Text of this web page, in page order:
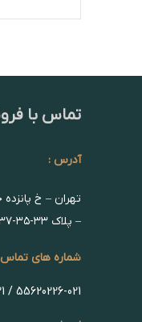
تماس با
آدرس :
تهران – خ
– پلاک ۳۳-۳۵-۳۷
شماره های
55620226-021 / 55590724-021